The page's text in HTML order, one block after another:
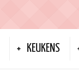
KEUKENS